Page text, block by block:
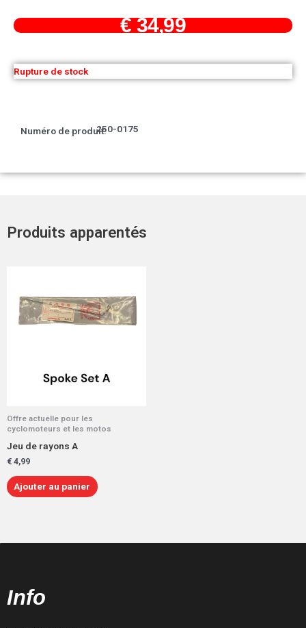
€34,99
Rupture de stock
Numéro de produit:250-0175
Produits apparentés
Offre actuelle pour les
cyclomoteurs et les motos
Jeu de rayons A
€ 4,99
Ajouter au panier
Info